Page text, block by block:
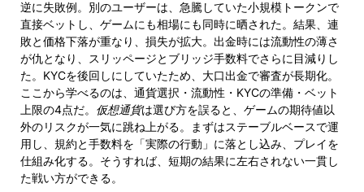
逆に失敗例。別のユーザーは、急騰していた小規模トークンで
直接ベットし、ゲームにも相場にも同時に晒された。結果、連
敗と価格下落が重なり、損失が拡大。出金時には流動性の薄さ
が仇となり、スリッページとブリッジ手数料でさらに目減りし
た。KYCを後回しにしていたため、大口出金で審査が長期化。
ここから学べるのは、通貨選択・流動性・KYCの準備・ベット
上限の4点だ。 仮想通貨は選び方を誤ると、ゲームの期待値以
外のリスクが一気に跳ね上がる。まずはステーブルベースで運
用し、規約と手数料を「実際の行動」に落とし込み、プレイを
仕組み化する。そうすれば、短期の結果に左右されない一貫し
た戦い方ができる。